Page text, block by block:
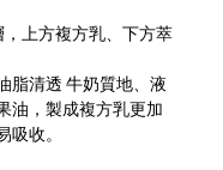
上方複方乳、下方萃
脂清透 牛奶質地、液
油，製成複方乳更加
吸收。